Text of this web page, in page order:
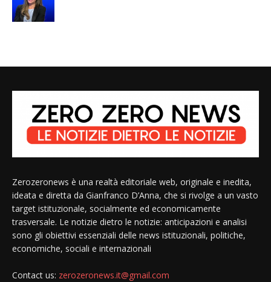
Zerozeronews è una realtà editoriale web, originale e inedita,
ideata e diretta da Gianfranco D’Anna, che si rivolge a un vasto
target istituzionale, socialmente ed economicamente
trasversale. Le notizie dietro le notizie: anticipazioni e analisi
sono gli obiettivi essenziali delle news istituzionali, politiche,
economiche, sociali e internazionali
Contact us: zerozeronews.it@gmail.com